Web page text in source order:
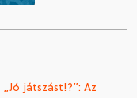
„Jó játszást!?”: Az